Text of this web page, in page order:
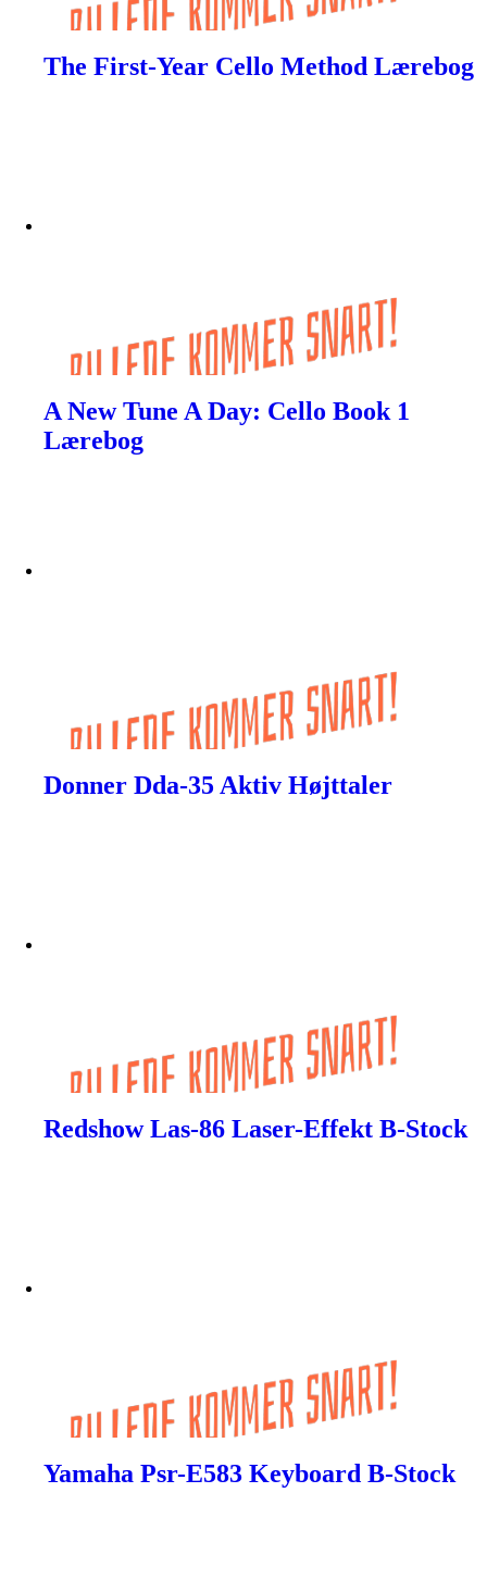
The First-Year Cello Method Lærebog
A New Tune A Day: Cello Book 1
Lærebog
Donner Dda-35 Aktiv Højttaler
Redshow Las-86 Laser-Effekt B-Stock
Yamaha Psr-E583 Keyboard B-Stock